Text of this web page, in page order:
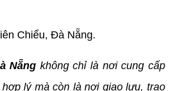
Chiểu, Đà Nẵng.
Nẵng không chỉ là nơi cung cấp
lý mà còn là nơi giao lưu, trao